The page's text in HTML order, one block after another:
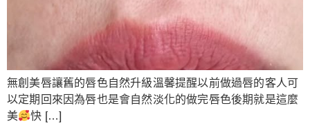
無創美唇讓舊的唇色自然升級溫馨提醒以前做過唇的客人可
以定期回來因為唇也是會自然淡化的做完唇色後期就是這麼
美
快 […]